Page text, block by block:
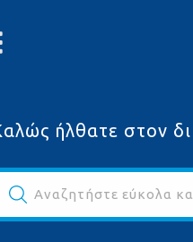
ήλθατε στον
Αναζητήστε εύκολα